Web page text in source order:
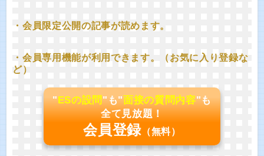
・会員限定公開の記事が読めます。
・会員専用機能が利用できます。（お気に入り登録な
ど）
"ESの設問"も"面接の質問内容"も
全て見放題！
会員登録 （無料）